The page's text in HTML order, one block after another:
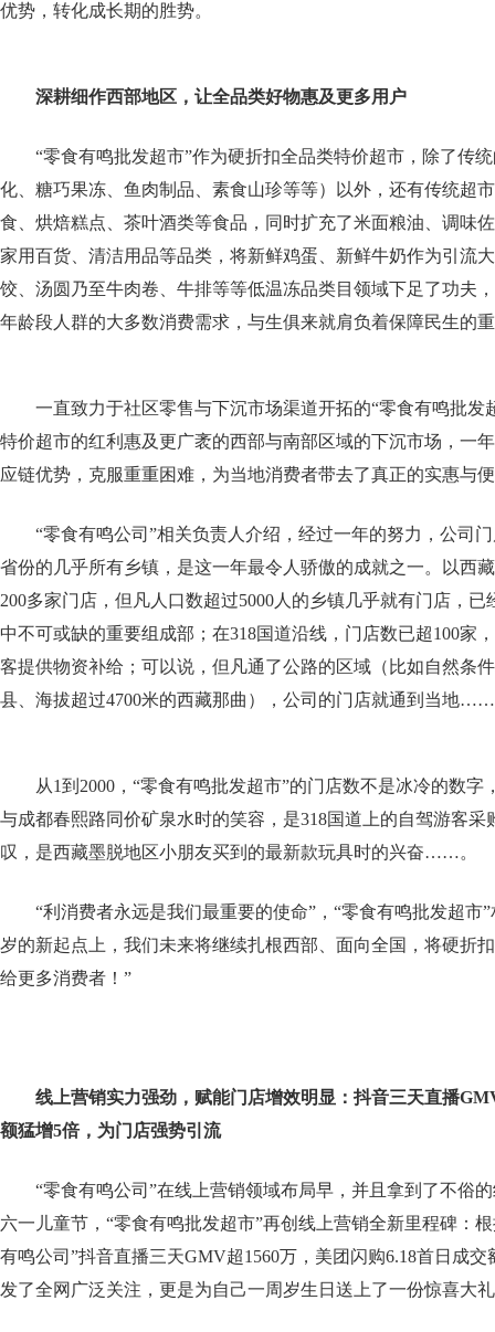
优势，转化成长期的胜势。
深耕细作西部地区，让全品类好物惠及更多用户
“零食有鸣批发超市”作为硬折扣全品类特价超市，除了传
化、糖巧果冻、鱼肉制品、素食山珍等等）以外，还有传统超
食、烘焙糕点、茶叶酒类等食品，同时扩充了米面粮油、调味
家用百货、清洁用品等品类，将新鲜鸡蛋、新鲜牛奶作为引流
饺、汤圆乃至牛肉卷、牛排等等低温冻品类目领域下足了功夫
年龄段人群的大多数消费需求，与生俱来就肩负着保障民生的
一直致力于社区零售与下沉市场渠道开拓的“零食有鸣批发
特价超市的红利惠及更广袤的西部与南部区域的下沉市场，一
应链优势，克服重重困难，为当地消费者带去了真正的实惠与
“零食有鸣公司”相关负责人介绍，经过一年的努力，公司
省份的几乎所有乡镇，是这一年最令人骄傲的成就之一。以西
200多家门店，但凡人口数超过5000人的乡镇几乎就有门店，
中不可或缺的重要组成部；在318国道沿线，门店数已超100家
客提供物资补给；可以说，但凡通了公路的区域（比如自然条
县、海拔超过4700米的西藏那曲），公司的门店就通到当地……
从1到2000，“零食有鸣批发超市”的门店数不是冰冷的数
与成都春熙路同价矿泉水时的笑容，是318国道上的自驾游客采
叹，是西藏墨脱地区小朋友买到的最新款玩具时的兴奋……。
“利消费者永远是我们最重要的使命”，“零食有鸣批发超市
岁的新起点上，我们未来将继续扎根西部、面向全国，将硬折
给更多消费者！”
线上营销实力强劲，赋能门店增效明显：抖音三天直播
额猛增5倍，为门店强势引流
“零食有鸣公司”在线上营销领域布局早，并且拿到了不俗
六一儿童节，“零食有鸣批发超市”再创线上营销全新里程碑：
有鸣公司”抖音直播三天GMV超1560万，美团闪购6.18首日成
发了全网广泛关注，更是为自己一周岁生日送上了一份惊喜大